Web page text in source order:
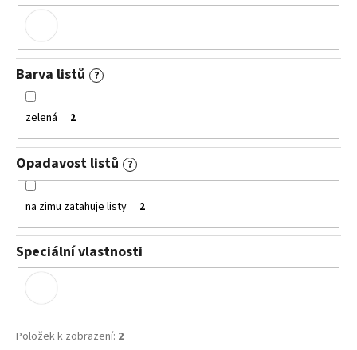
Barva listů ?
zelená 2
Opadavost listů ?
na zimu zatahuje listy 2
Speciální vlastnosti
Položek k zobrazení: 2